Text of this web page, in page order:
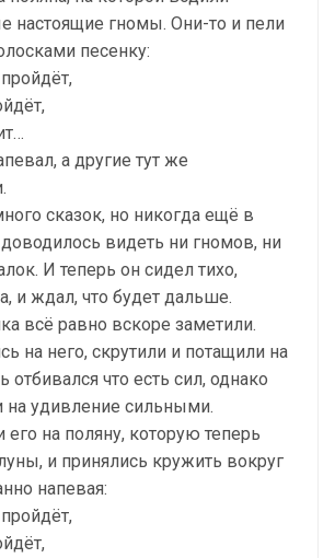
настоящие гномы. Они-то и пели
песенку:
а другие тут же
сказок, но никогда ещё в
видеть ни гномов, ни
И теперь он сидел тихо,
и ждал, что будет дальше.
всё равно вскоре заметили.
на него, скрутили и потащили на
отбивался что есть сил, однако
удивление сильными.
на поляну, которую теперь
и принялись кружить вокруг
напевая: